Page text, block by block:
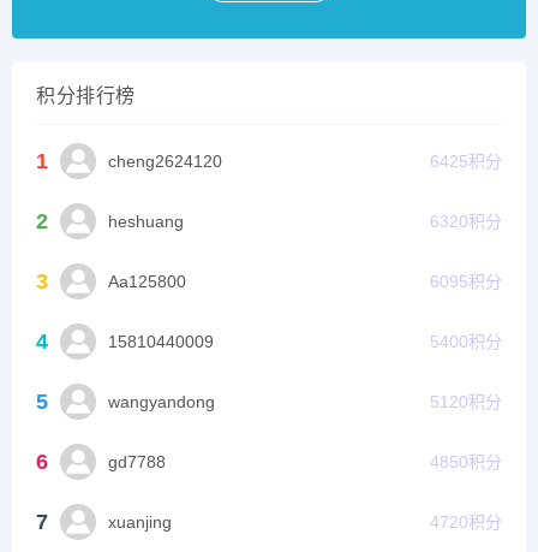
积分排行榜
1 cheng2624120 6425积分
2 heshuang 6320积分
3 Aa125800 6095积分
4 15810440009 5400积分
5 wangyandong 5120积分
6 gd7788 4850积分
7 xuanjing 4720积分